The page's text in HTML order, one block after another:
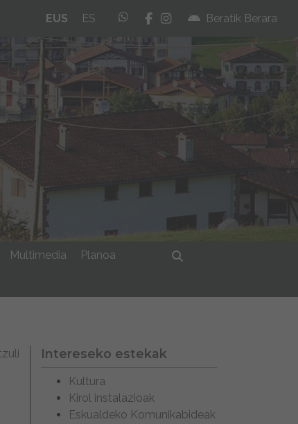
EUS ES whatsapp
facebook
instagram
Beratik Berara
Multimedia Planoa
Intereseko estekak
Kultura
Kirol instalazioak
Eskualdeko Komunikabideak